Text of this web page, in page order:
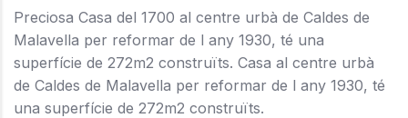
Preciosa Casa del 1700 al centre urbà de Caldes de
Malavella per reformar de l any 1930, té una
superfície de 272m2 construïts. Casa al centre urbà
de Caldes de Malavella per reformar de l any 1930, té
una superfície de 272m2 construïts.